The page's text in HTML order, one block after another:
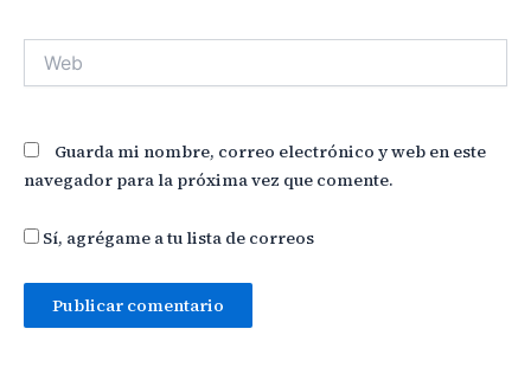
Web
Guarda mi nombre, correo electrónico y web en este
navegador para la próxima vez que comente.
Sí, agrégame a tu lista de correos